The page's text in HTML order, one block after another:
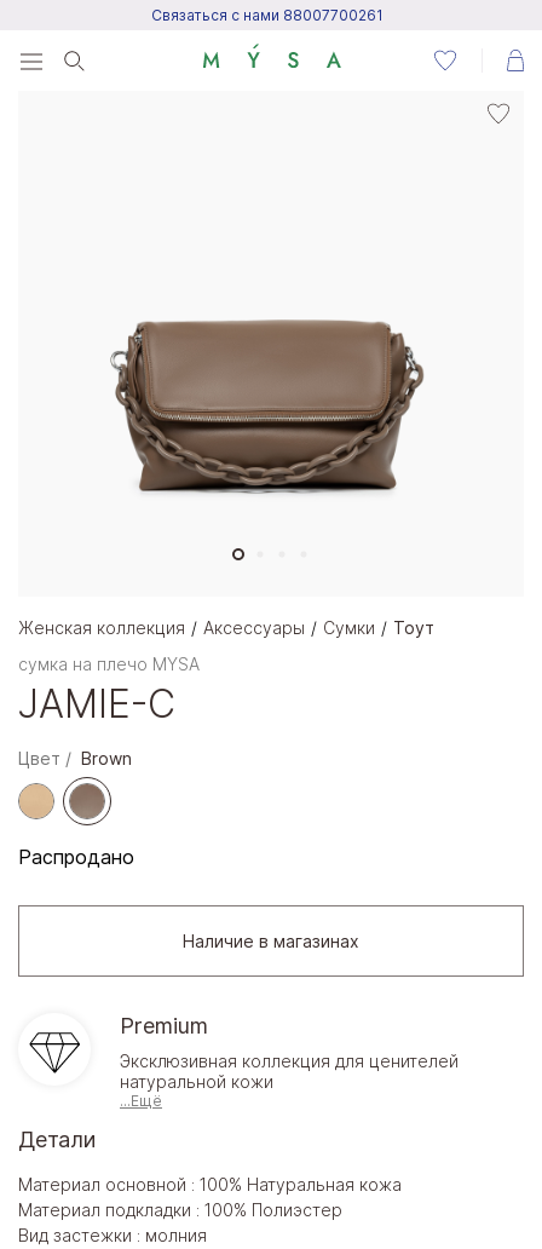
Связаться с нами 88007700261
Женская коллекция Аксессуары Сумки
Тоут
сумка на плечо MYSA
JAMIE-C
Цвет Brown
Распродано
Наличие в магазинах
Premium
Эксклюзивная коллекция для ценителей
натуральной кожи
...Ещё
Детали
Материал основной : 100% Натуральная кожа
Материал подкладки : 100% Полиэстер
Вид застежки : молния